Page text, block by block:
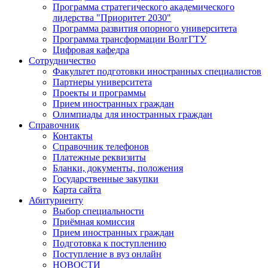
Программа стратегического академического
лидерства "Приоритет 2030"
Программа развития опорного университета
Программа трансформации ВолгГТУ
Цифровая кафедра
Сотрудничество
Факультет подготовки иностранных специалистов
Партнеры университета
Проекты и программы
Прием иностранных граждан
Олимпиады для иностранных граждан
Справочник
Контакты
Справочник телефонов
Платежные реквизиты
Бланки, документы, положения
Государственные закупки
Карта сайта
Абитуриенту
Выбор специальности
Приёмная комиссия
Прием иностранных граждан
Подготовка к поступлению
Поступление в вуз онлайн
НОВОСТИ